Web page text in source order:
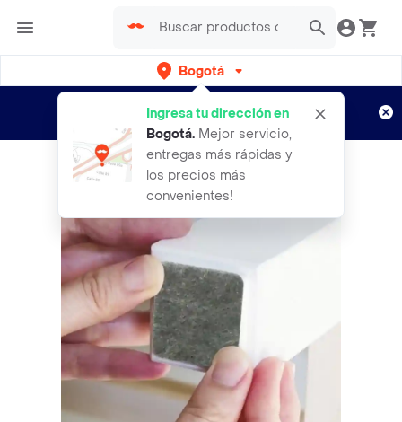
Bogotá
Ingresa tu dirección en
Bogotá. Mejor servicio,
entregas más rápidas y
los precios más
convenientes!
envíos gratis por semanas
Aplican TyC